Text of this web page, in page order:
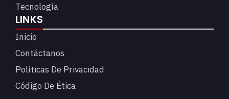
Tecnología
LINKS
Inicio
Contáctanos
Políticas De Privacidad
Código De Ética